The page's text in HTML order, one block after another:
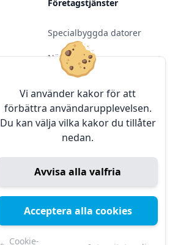
Vi använder kakor för att
förbättra användarupplevelsen.
Du kan välja vilka kakor du tillåter
nedan.
Avvisa alla valfria
Acceptera alla cookies
Cookie-
Företagstjänster
Specialbyggda datorer
Nätverk
Programvara
Server & Backup
Konferens & Public Display
Sälja elektronik